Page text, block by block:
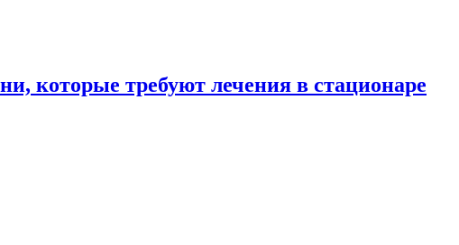
которые требуют лечения в стационаре